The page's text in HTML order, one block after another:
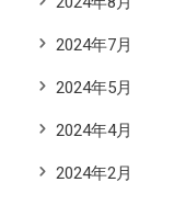
2024年7月
2024年5月
2024年4月
2024年2月